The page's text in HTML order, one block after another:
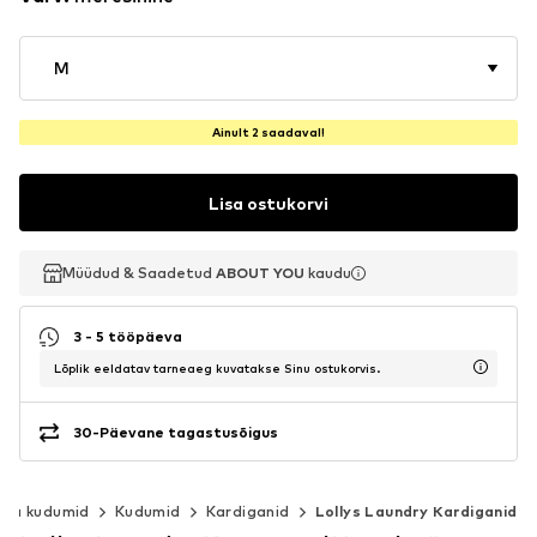
M
Ainult 2 saadaval!
Lisa ostukorvi
Müüdud & Saadetud ABOUT YOU kaudu
Müüdud & Saadetud ABOUT YOU kaudu
3 - 5 tööpäeva
Lõplik eeldatav tarneaeg kuvatakse Sinu ostukorvis.
30-Päevane tagastusõigus
ja kudumid Kudumid Kardiganid Lollys Laundry Kardiganid